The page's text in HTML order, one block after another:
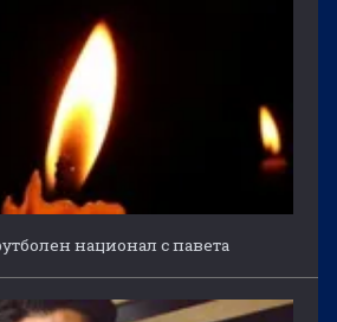
национал с павета